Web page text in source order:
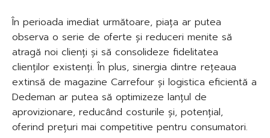
În perioada imediat următoare, piața ar putea
observa o serie de oferte și reduceri menite să
atragă noi clienți și să consolideze fidelitatea
clienților existenți. În plus, sinergia dintre rețeaua
extinsă de magazine Carrefour și logistica eficientă a
Dedeman ar putea să optimizeze lanțul de
aprovizionare, reducând costurile și, potențial,
oferind prețuri mai competitive pentru consumatori.